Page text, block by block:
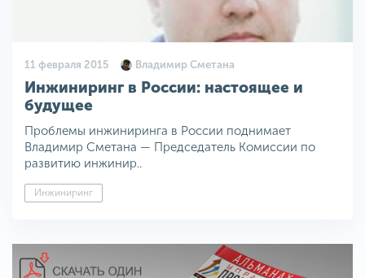
11 февраля 2015 Владимир Сметана
Инжиниринг в России: настоящее и
будущее
Проблемы инжиниринга в России поднимает
Владимир Сметана — Председатель Комиссии по
развитию инжинир..
Инжиниринг